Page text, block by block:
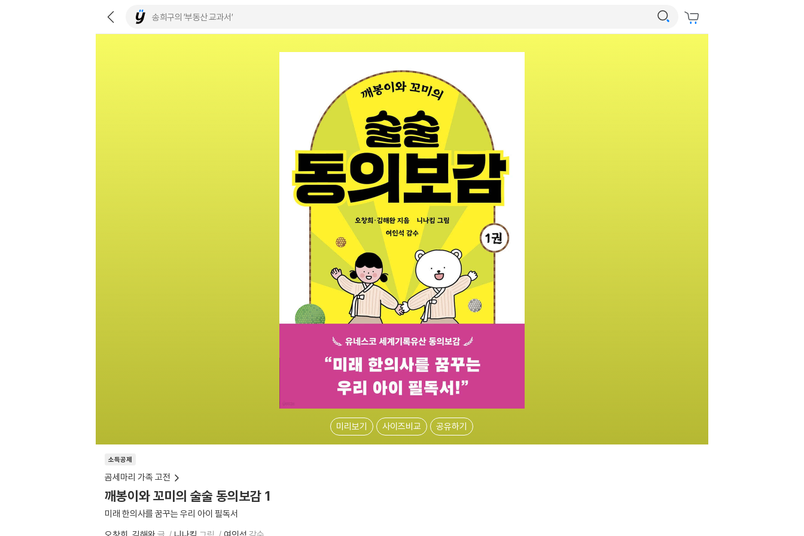
미리보기 사이즈비교 공유하기
소득공제
곰세마리 가족 고전
깨봉이와 꼬미의 술술 동의보감 1
미래 한의사를 꿈꾸는 우리 아이 필독서